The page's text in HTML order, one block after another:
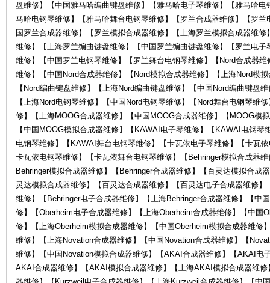
盘维修】【中国雅马哈编曲键盘维修】【雅马哈电子琴维修】【雅马哈
马哈电钢琴维修】【雅马哈舞台电钢琴维修】【罗兰合成器维修】【罗
国罗兰合成器维修】【罗兰模拟合成器维修】【上海罗兰模拟合成器维
维修】【上海罗兰编曲键盘维修】【中国罗兰编曲键盘维修】【罗兰电
维修】【中国罗兰电钢琴维修】【罗兰舞台电钢琴维修】【Nord合成器
维修】【中国Nord合成器维修】【Nord模拟合成器维修】【上海Nord模
【Nord编曲键盘维修】【上海Nord编曲键盘维修】【中国Nord编曲键盘
【上海Nord电钢琴维修】【中国Nord电钢琴维修】【Nord舞台电钢琴维
修】【上海MOOG合成器维修】【中国MOOG合成器维修】【MOOG模
【中国MOOG模拟合成器维修】【KAWAI电子琴维修】【KAWAI电钢
电钢琴维修】【KAWAI舞台电钢琴维修】【卡瓦依电子琴维修】【卡瓦
卡瓦依电钢琴维修】【卡瓦依舞台电钢琴维修】【Behringer模拟合成器
Behringer模拟合成器维修】【Behringer合成器维修】【百灵达模拟合成
灵达模拟合成器维修】【百灵达合成器维修】【百灵达电子合成器维修
维修】【Behringer电子合成器维修】【上海Behringer合成器维修】【中
修】【Oberheim电子合成器维修】【上海Oberheim合成器维修】【中国
修】【上海Oberheim模拟合成器维修】【中国Oberheim模拟合成器维修
维修】【上海Novation合成器维修】【中国Novation合成器维修】【
维修】【中国Novation模拟合成器维修】【AKAI合成器维修】【AKAI电
AKAI合成器维修】【AKAI模拟合成器维修】【上海AKAI模拟合成器维